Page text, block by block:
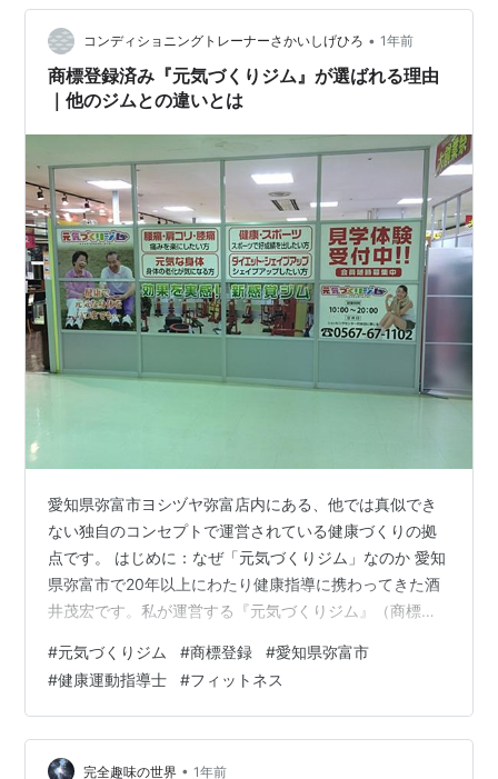
じ。）をもつて調製することができる。
３ この法律に規定するもののほか、登録に関
して必要な事項は、政令で定める。
この商標権の設定の登録を誰がやるかというと、第71条
第3項を受けて定められている商標登録令第7条に規定さ
れているように、特許庁長官です。
（職権による登録）
第七条 次に掲げる事項の登録は、特許庁長官が
職権でしなければならない。
存続期間の更新、変更、消
書き換えられた後の指定商品並びにその商品及び
役務の区分（第二号以下略）
何でしょうか？商標とは、商品やサービスを他と区別す
るためのマークであり、企業が権利を主張できるように
国に登録する仕組みです。登録された…
コンディショニングトレーナーさかいしげひろ • 1年前
商標登録済み『元気づくりジム』が選ばれる理由
｜他のジムとの違いとは
愛知県弥富市ヨシヅヤ弥富店内にある、他では真似でき
ない独自のコンセプトで運営されている健康づくりの拠
点です。 はじめに：なぜ「元気づくりジム」なのか 愛知
県弥富市で20年以上にわたり健康指導に携わってきた酒
井茂宏です。私が運営する『元気づくりジム』（商標登
いただいています。 なぜ数あるフィットネスジムの中
で、私たちの施設が選ばれ続けているのでしょうか？ そ
の答えは、単なる筋力トレーニングを超えた「総合的な
健康づくり」にあります。 商標登録が示す独自性とは 商
標登録第5769256号の意味 『元気づくりジム』という名
#元気づくりジム #商標登録 #愛知県弥富市
#健康運動指導士 #フィットネス
完全趣味の世界 • 1年前